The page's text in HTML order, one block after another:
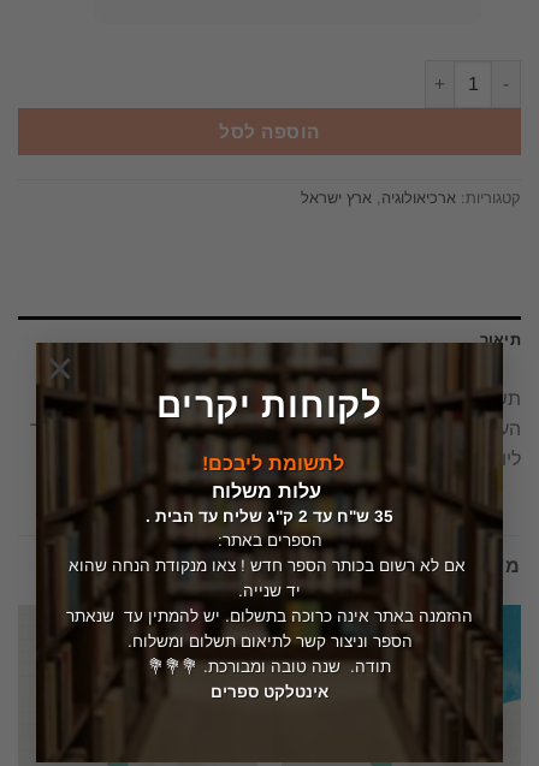
לקוחות יקרים
לתשומת ליבכם!
עלות משלוח
35 ש"ח עד 2 ק"ג שליח עד הבית .
הספרים באתר:
אם לא רשום בכותר הספר חדש ! צאו מנקודת הנחה שהוא
יד שנייה.
ההזמנה באתר אינה כרוכה בתשלום. יש להמתין עד שנאתר
הספר וניצור קשר לתיאום תשלום ומשלוח.
תודה. שנה טובה ומבורכת. 💐💐💐
אינטלקט ספרים
×
הוספה לסל
קטגוריות: ארכיאולוגיה , ארץ ישראל
תיאור
תשורות לאבישור מחקרים במקרא ובמזרח הקדמון בלשון
העברית ובלשונות השמיות – מוקדשים לפרופסור יצחק אבישור
ליובלו השישים וחמש – יצא לאור ע"י הוצאת מרכז ארכיאולוגי,
מוצרים קשורים